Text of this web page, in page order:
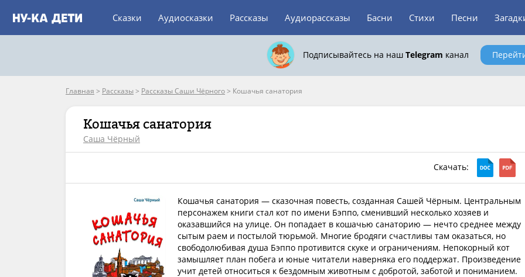
Сказки Аудиосказки Рассказы Аудиорассказы Басни Стихи Песни
Подписывайтесь на наш Telegram канал
Главная > Рассказы > Рассказы Саши Чёрного> Кошачья санатория
Кошачья санатория
Саша Чёрный
Скачать:
Кошачья санатория — сказочная повесть, созданная Сашей Чёрным. Центральным
персонажем книги стал кот по имени Бэппо, сменивший несколько хозяев и
оказавшийся на улице. Он попадает в кошачью санаторию — нечто среднее между
сытым раем и постылой тюрьмой. Многие бродяги счастливы там оказаться, но
свободолюбивая душа Бэппо противится скуке и ограничениям. Непокорный кот
замышляет план побега и юные читатели наверняка его поддержат. Произведение
учит детей относиться к бездомным животным с добротой, заботой и пониманием.